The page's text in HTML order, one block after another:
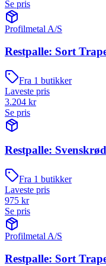
Se pris
Profilmetal A/S
Restpalle: Sort
Fra 1 butikker
Laveste pris
3.204 kr
Se pris
Restpalle:
Fra 1 butikker
Laveste pris
975 kr
Se pris
Profilmetal A/S
Restpalle: Sort